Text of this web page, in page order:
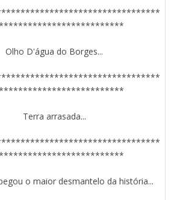
Olho D'água do Borges...
Terra arrasada...
o maior desmantelo da história...